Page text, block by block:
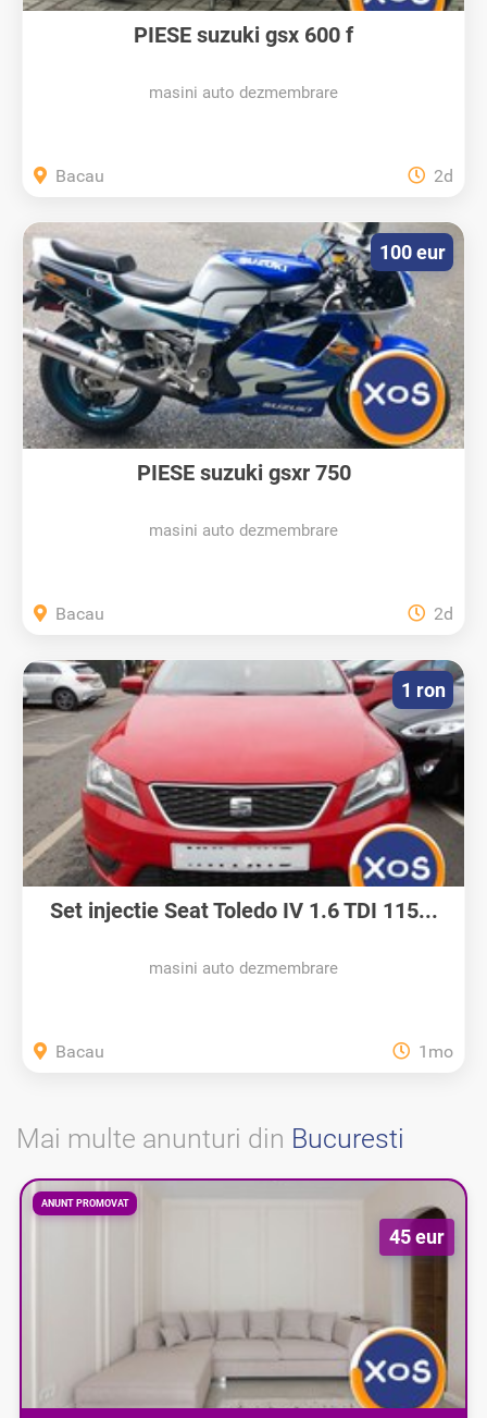
PIESE suzuki gsx 600 f
masini auto dezmembrare
Bacau 2d
PIESE suzuki gsxr 750
masini auto dezmembrare
100 eur
Bacau 2d
Set injectie Seat Toledo IV 1.6 TDI 115...
masini auto dezmembrare
1 ron
Bacau 1mo
Mai multe anunturi din Bucuresti
ANUNT PROMOVAT
45 eur